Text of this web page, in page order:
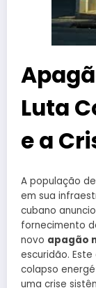
Luta
e a
A população
em sua
cubano
fornecimento
novo apagão
escuridão.
colapso
uma crise